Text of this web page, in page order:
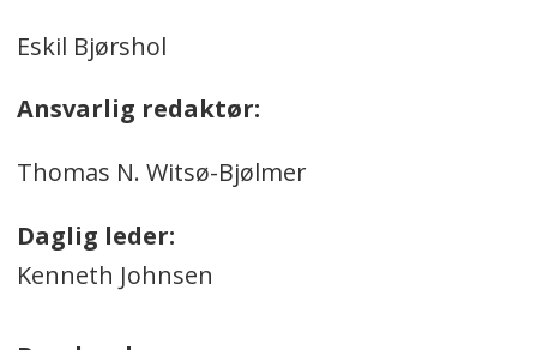
Eskil Bjørshol
Ansvarlig redaktør:
Thomas N. Witsø-Bjølmer
Daglig leder:
Kenneth Johnsen